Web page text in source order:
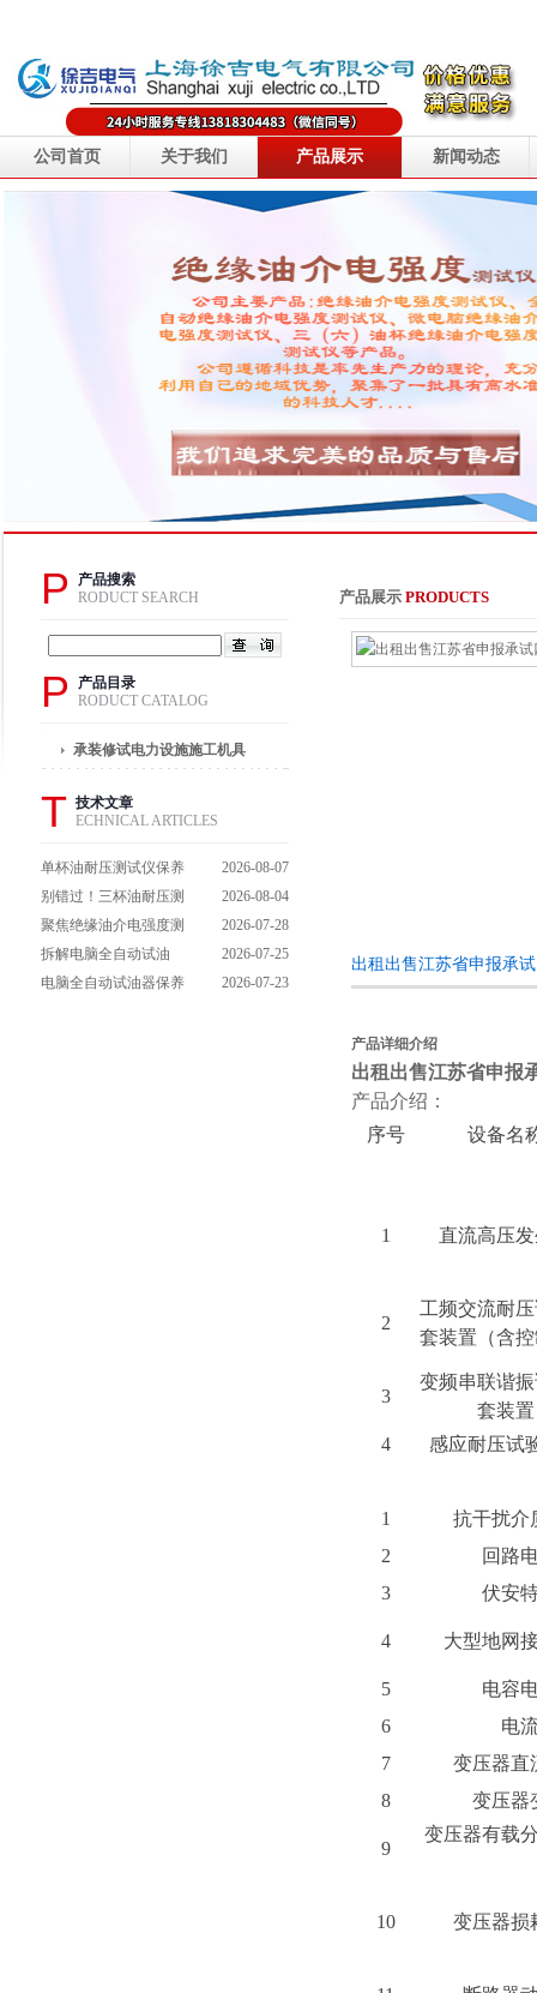
公司首页 关于我们 产品展示 新闻动态
P
产品搜索
RODUCT SEARCH
P
产品目录
RODUCT CATALOG
承装修试电力设施施工机具
T 技术文章
ECHNICAL ARTICLES
单杯油耐压测试仪保养
避坑指南：细节做到
位，设备不闹脾气
2026-08-07
别错过！三杯油耐压测
试仪操作流程全解析，
一步到位不踩坑
2026-08-04
聚焦绝缘油介电强度测
试仪：那些决定检测效
能的关键特点
2026-07-28
拆解电脑全自动试油
器：核心组成部件，藏
2026-07-25
电脑全自动试油器保养
2026-07-23
产品展示 PRODUCTS
出租出售江苏省申报承
产品详细介绍
出租出售江苏省申报
产品介绍：
序号
设备名
1 直流高压
2
工频交流耐
套装置（含
3
变频串联谐
套装置
4
感应耐压试
1
抗干扰介
2
回路
3
伏安
4 大型地网
5
电容
6
电
7
变压器直
8
变压器
9
变压器有载
10 变压器损